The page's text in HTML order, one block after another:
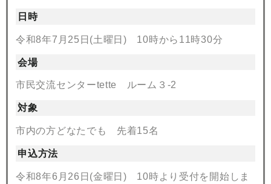
日時
令和8年7月25日(土曜日) 10時から11時30分
会場
市民交流センターtette ルーム３-2
対象
市内の方どなたでも 先着15名
申込方法
令和8年6月26日(金曜日) 10時より受付を開始しま